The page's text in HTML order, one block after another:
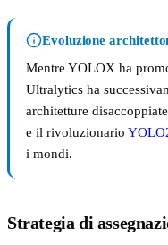
Evoluzione
Mentre YOLOX ha
Ultralytics ha
architetture
e il rivoluzionario
i mondi.
Strategia di